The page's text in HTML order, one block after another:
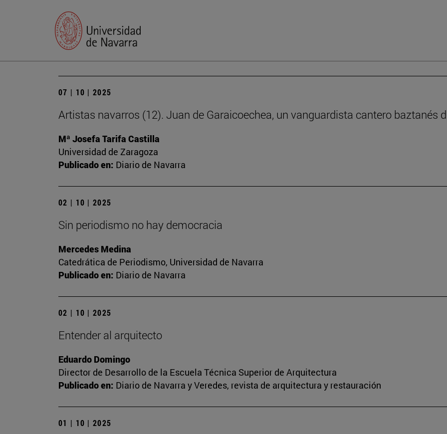
07 | 10 | 2025
Artistas navarros (12). Juan de Garaicoechea, un vanguardista cantero baztanés
Mª Josefa Tarifa Castilla
Universidad de Zaragoza
Publicado en: Diario de Navarra
02 | 10 | 2025
Sin periodismo no hay democracia
Mercedes Medina
Catedrática de Periodismo, Universidad de Navarra
Publicado en: Diario de Navarra
02 | 10 | 2025
Entender al arquitecto
Eduardo Domingo
Director de Desarrollo de la Escuela Técnica Superior de Arquitectura
Publicado en: Diario de Navarra y Veredes, revista de arquitectura y restauración
01 | 10 | 2025